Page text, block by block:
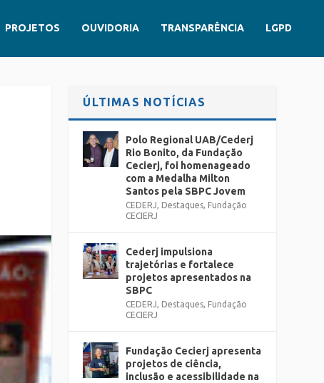
PROJETOS OUVIDORIA TRANSPARÊNCIA LGPD
ÚLTIMAS NOTÍCIAS
Polo Regional UAB/Cederj
Rio Bonito, da Fundação
Cecierj, foi homenageado
com a Medalha Milton
Santos pela SBPC Jovem
CEDERJ, Destaques, Fundação
CECIERJ
Cederj impulsiona
trajetórias e fortalece
projetos apresentados na
SBPC
CEDERJ, Destaques, Fundação
CECIERJ
Fundação Cecierj apresenta
projetos de ciência,
inclusão e acessibilidade na